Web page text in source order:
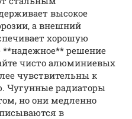
высокое
а внешний
хорошую
**надежное** решение
чисто алюминиевых
чувствительны к
Чугунные радиаторы
но они медленно
в